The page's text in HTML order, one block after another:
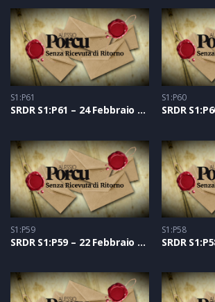
S1:P61
SRDR S1:P61 – 24 Febbraio 2021
S1:P60
S1:P59
SRDR S1:P59 – 22 Febbraio 2021
S1:P58